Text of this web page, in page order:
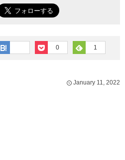
0 1
January 11, 2022